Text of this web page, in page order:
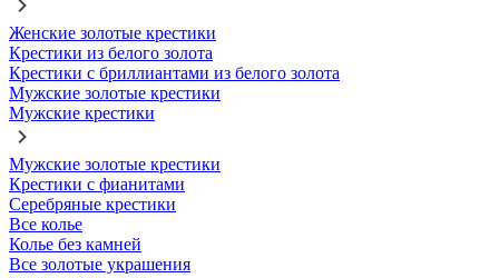
Женские золотые крестики
Крестики из белого золота
Крестики с бриллиантами из белого золота
Мужские золотые крестики
Мужские крестики
Мужские золотые крестики
Крестики с фианитами
Серебряные крестики
Все колье
Колье без камней
Все золотые украшения